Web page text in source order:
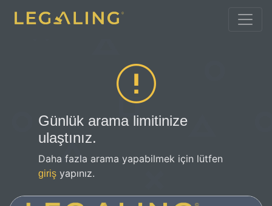
Günlük arama limitinize
ulaştınız.
Daha fazla arama yapabilmek için lütfen
giriş yapınız.